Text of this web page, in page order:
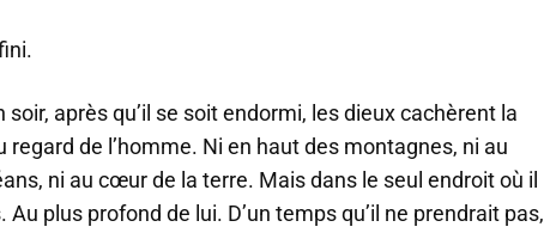
soir, après qu’il se soit endormi, les dieux cachèrent la
regard de l’homme. Ni en haut des montagnes, ni au
ni au cœur de la terre. Mais dans le seul endroit où il
Au plus profond de lui. D’un temps qu’il ne prendrait pas,